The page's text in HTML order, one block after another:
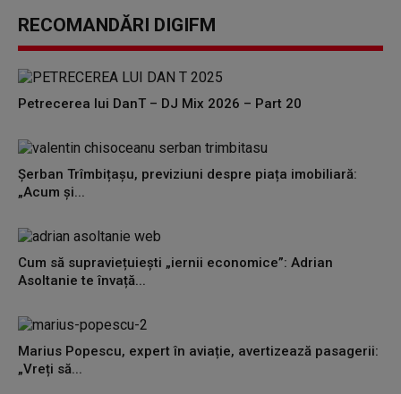
RECOMANDĂRI DIGIFM
Petrecerea lui DanT – DJ Mix 2026 – Part 20
Șerban Trîmbițașu, previziuni despre piața imobiliară:
„Acum și...
Cum să supraviețuiești „iernii economice”: Adrian
Asoltanie te învață...
Marius Popescu, expert în aviație, avertizează pasagerii:
„Vreți să...